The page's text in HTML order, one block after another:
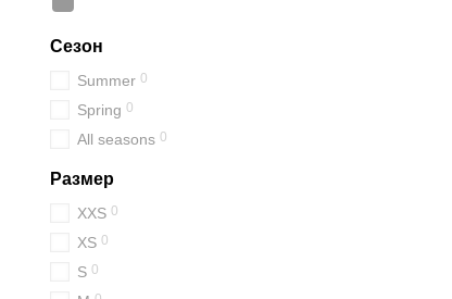
Сезон
Summer 0
Spring 0
All seasons 0
Размер
XXS 0
XS 0
S 0